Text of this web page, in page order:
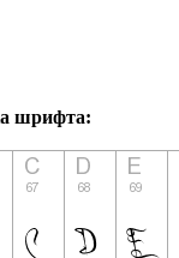
шрифта: